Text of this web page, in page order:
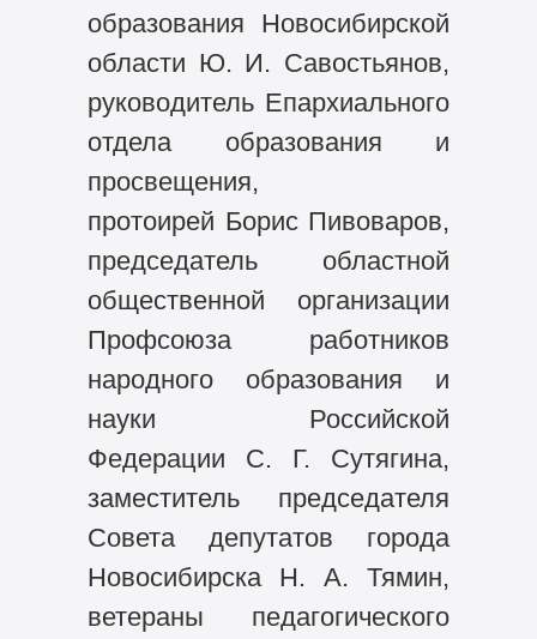
образования Новосибирской
области Ю. И. Савостьянов,
руководитель Епархиального
отдела образования и
просвещения,
протоирей Борис Пивоваров,
председатель областной
общественной организации
Профсоюза работников
народного образования и
науки Российской
Федерации С. Г. Сутягина,
заместитель председателя
Совета депутатов города
Новосибирска Н. А. Тямин,
ветераны педагогического